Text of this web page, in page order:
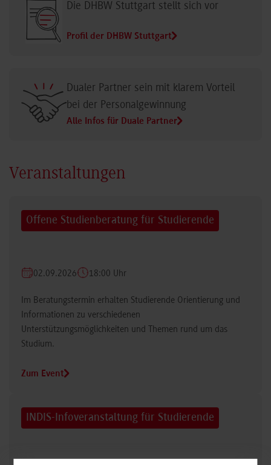
Die DHBW Stuttgart stellt sich vor
Profil der DHBW Stuttgart
Dualer Partner sein mit klarem Vorteil
bei der Personalgewinnung
Alle Infos für Duale Partner
Veranstaltungen
Offene Studienberatung für Studierende
02.09.2026 18:00 Uhr
Im Beratungstermin erhalten Studierende Orientierung und
Informationen zu verschiedenen
Unterstützungsmöglichkeiten und Themen rund um das
Studium.
Zum Event
INDIS-Infoveranstaltung für Studierende